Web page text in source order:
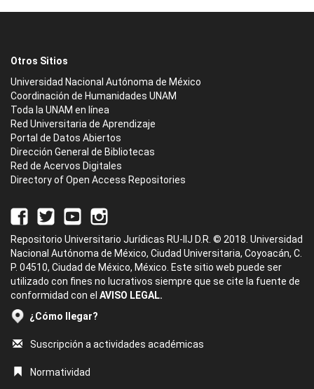
Otros Sitios
Universidad Nacional Autónoma de México
Coordinación de Humanidades UNAM
Toda la UNAM en línea
Red Universitaria de Aprendizaje
Portal de Datos Abiertos
Dirección General de Bibliotecas
Red de Acervos Digitales
Directory of Open Access Repositories
Repositorio Universitario Jurídicas RU-IIJ D.R. © 2018. Universidad
Nacional Autónoma de México, Ciudad Universitaria, Coyoacán, C.
P. 04510, Ciudad de México, México. Este sitio web puede ser
utilizado con fines no lucrativos siempre que se cite la fuente de
conformidad con el AVISO LEGAL.
¿Cómo llegar?
Suscripción a actividades académicas
Normatividad